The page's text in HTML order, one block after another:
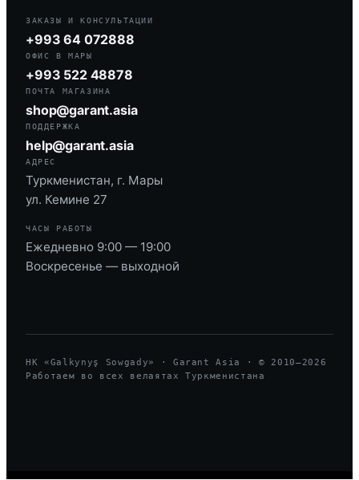
ЗАКАЗЫ И КОНСУЛЬТАЦИИ
+993 64 072888
ОФИС В МАРЫ
+993 522 48878
ПОЧТА МАГАЗИНА
shop@garant.asia
ПОДДЕРЖКА
help@garant.asia
АДРЕС
Туркменистан, г. Мары
ул. Кемине 27
ЧАСЫ РАБОТЫ
Ежедневно 9:00 — 19:00
Воскресенье — выходной
HK «Galkynyş Sowgady» · Garant Asia · © 2010—2026
Работаем во всех велаятах Туркменистана